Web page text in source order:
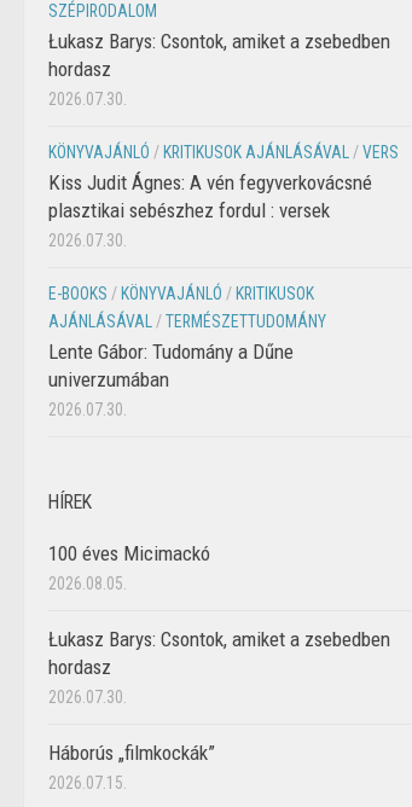
SZÉPIRODALOM
Łukasz Barys: Csontok, amiket a zsebedben
hordasz
2026.07.30.
KÖNYVAJÁNLÓ / KRITIKUSOK AJÁNLÁSÁVAL /VERS
Kiss Judit Ágnes: A vén fegyverkovácsné
plasztikai sebészhez fordul : versek
2026.07.30.
E-BOOKS / KÖNYVAJÁNLÓ / KRITIKUSOK
AJÁNLÁSÁVAL
/TERMÉSZETTUDOMÁNY
Lente Gábor: Tudomány a Dűne
univerzumában
2026.07.30.
HÍREK
100 éves Micimackó
2026.08.05.
Łukasz Barys: Csontok, amiket a zsebedben
hordasz
2026.07.30.
Háborús „filmkockák”
2026.07.15.